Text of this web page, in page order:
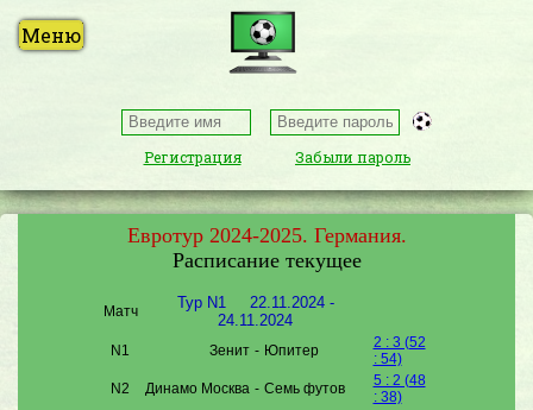
Регистрация Забыли пароль